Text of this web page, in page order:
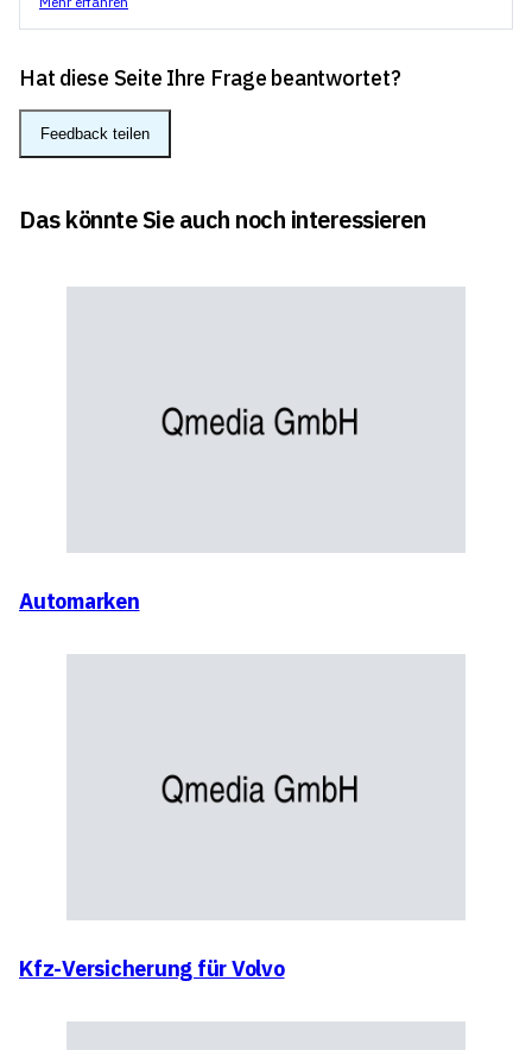
Hat diese Seite Ihre Frage beantwortet?
Feedback teilen
Das könnte Sie auch noch interessieren
Automarken
Kfz-Versicherung für Volvo